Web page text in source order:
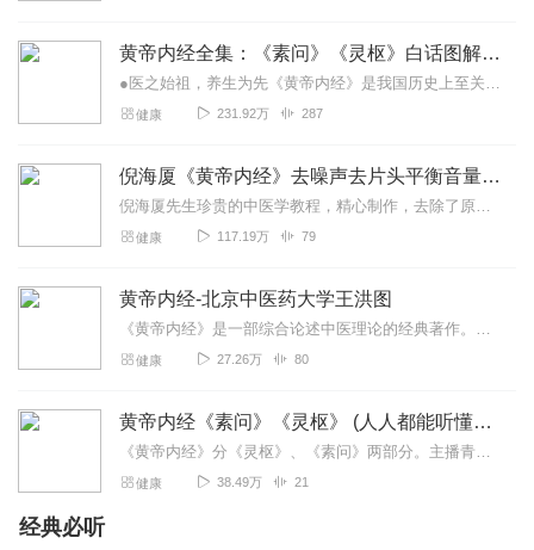
黄帝内经全集：《素问》《灵枢》白话图解版 | 中医养生经典
●医之始祖，养生为先《黄帝内经》是我国历史上至关重要的一部医学典籍，已传承2000多年，翻译成10多种语言。也是中国养生术的根源。●轻松读懂，指导运用本节目...
健康 231.92万 287
倪海厦《黄帝内经》去噪声去片头平衡音量高清音频
倪海厦先生珍贵的中医学教程，精心制作，去除了原视频教程中的噪声，片头和室内混响，让你静心学习，也方便自己学习，值得收藏。可能有些集少了是被官网下了，要mp3无广...
健康 117.19万 79
黄帝内经-北京中医药大学王洪图
《黄帝内经》是一部综合论述中医理论的经典著作。它的成书是以古代的解剖知识为基础，古代的哲学思想为指导，通过对生命现象的长期观察，以及医疗实践的反复验证，由感性到...
健康 27.26万 80
黄帝内经《素问》《灵枢》 (人人都能听懂的白话文)
《黄帝内经》分《灵枢》、《素问》两部分。主播青蓝将以纯白话文的形式演绎黄帝内经，演播人人都能听得懂的黄帝内经。有文字注解对照。更多青蓝视频作品请登录：https...
健康 38.49万 21
经典必听